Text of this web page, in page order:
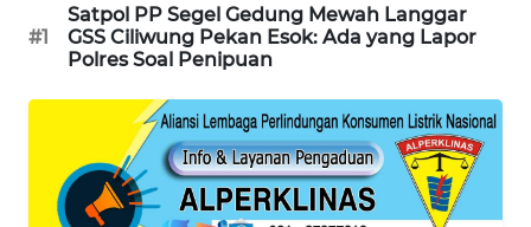
#1
Satpol PP Segel Gedung Mewah Langgar
GSS Ciliwung Pekan Esok: Ada yang Lapor
Polres Soal Penipuan
FISUELRI
ID
CILEUNGSI